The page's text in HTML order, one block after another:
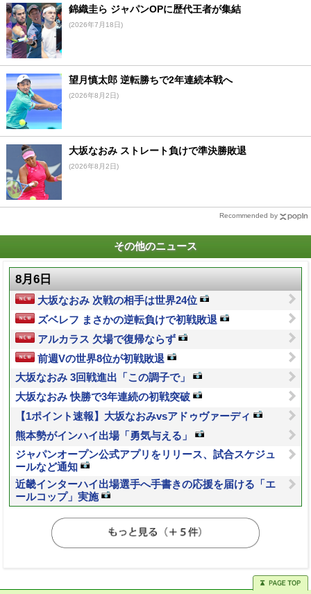
錦織圭ら ジャパンOPに歴代王者が集結
(2026年7月18日)
望月慎太郎 逆転勝ちで2年連続本戦へ
(2026年8月2日)
大坂なおみ ストレート負けで準決勝敗退
(2026年8月2日)
Recommended by
その他のニュース
8月6日
大坂なおみ 次戦の相手は世界24位
ズベレフ まさかの逆転負けで初戦敗退
アルカラス 欠場で復帰ならず
前週Vの世界8位が初戦敗退
大坂なおみ 3回戦進出「この調子で」
大坂なおみ 快勝で3年連続の初戦突破
【1ポイント速報】大坂なおみvsアドゥヴァーディ
熊本勢がインハイ出場「勇気与える」
ジャパンオープン公式アプリをリリース、試合スケジュ
ールなど通知
近畿インターハイ出場選手へ手書きの応援を届ける「エ
ールコップ」実施